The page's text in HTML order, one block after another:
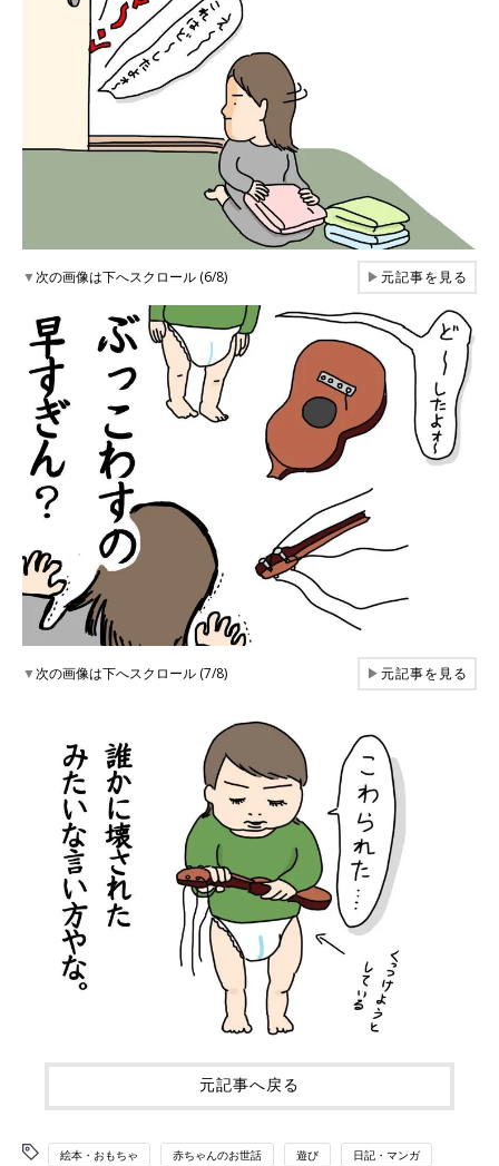
▼次の画像は下へスクロール (6/8) ▶元記事を見る
▼次の画像は下へスクロール (7/8) ▶元記事を見る
元記事へ戻る
絵本・おもちゃ 赤ちゃんのお世話 遊び 日記・マンガ